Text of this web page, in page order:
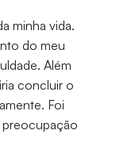
minha vida.
do meu
Além
concluir o
Foi